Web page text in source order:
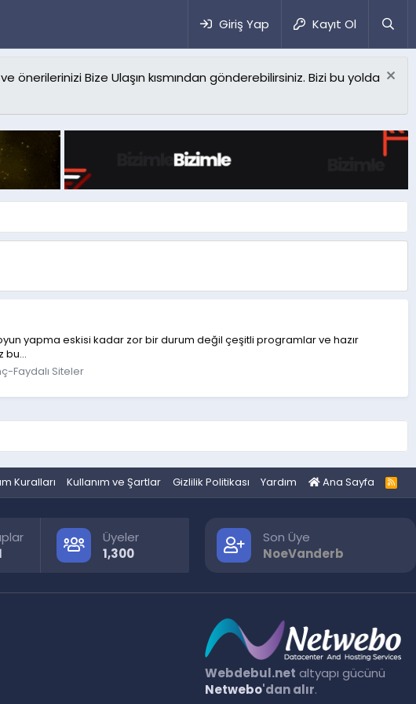
Giriş Yap Kayıt Ol
Bize Ulaşın kısmından gönderebilirsiniz. Bizi bu yolda
yapma eskisi kadar zor bir durum değil çeşitli programlar ve hazır
bu...
Faydalı Siteler
Kuralları Kullanım ve Şartlar Gizlilik Politikası Yardım Ana Sayfa
R
S
Üyeler
1,300
Son Üye
NoeVanderb
Webdebul.net altyapı gücünü
Netwebo'dan alır.